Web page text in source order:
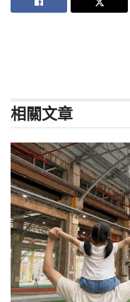
相關文章